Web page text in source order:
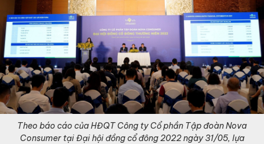
Theo báo cáo của HĐQT Công ty Cổ phần Tập đoàn Nova
Consumer tại Đại hội đồng cổ đông 2022 ngày 31/05, lựa